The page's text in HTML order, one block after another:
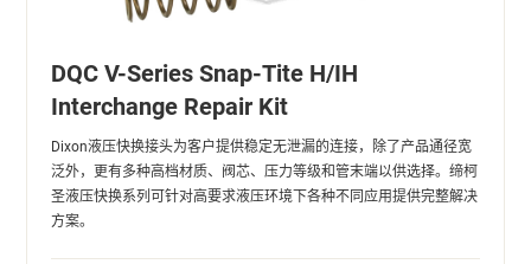
DQC V-Series Snap-Tite H/IH
Interchange Repair Kit
Dixon液压快换接头为客户提供稳定无泄漏的连接，除了产品通径宽
泛外，更有多种高档材质、阀芯、压力等级和管末端以供选择。缔柯
圣液压快换系列可针对高要求液压环境下各种不同应用提供完整解决
方案。